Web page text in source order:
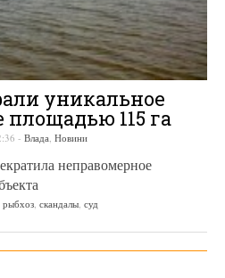
уникальное
115 га
- Влада Новини
неправомерное
рыбхоз скандалы суд